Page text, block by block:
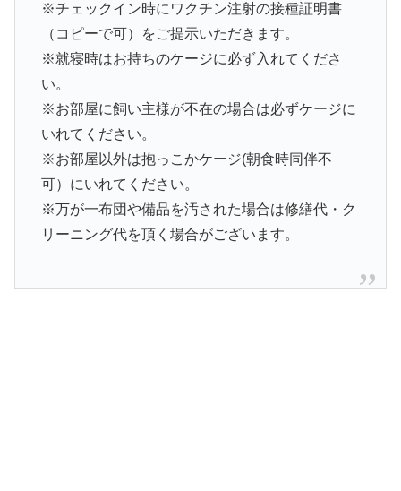
※チェックイン時にワクチン注射の接種証明書
（コピーで可）をご提示いただきます。
※就寝時はお持ちのケージに必ず入れてくださ
い。
※お部屋に飼い主様が不在の場合は必ずケージに
いれてください。
※お部屋以外は抱っこかケージ(朝食時同伴不
可）にいれてください。
※万が一布団や備品を汚された場合は修繕代・ク
リーニング代を頂く場合がございます。